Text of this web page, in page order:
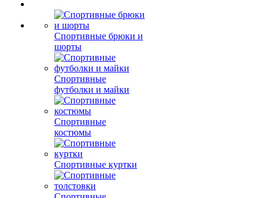
Спортивные брюки и
шорты
Спортивные
футболки и майки
Спортивные
костюмы
Спортивные куртки